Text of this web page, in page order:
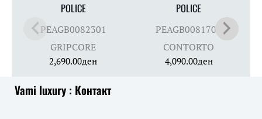
POLICE
PEAGB0082301
GRIPCORE
2,690.00ден
POLICE
PEAGB0081703
CONTORTO
4,090.00ден
Vami luxury : Контакт